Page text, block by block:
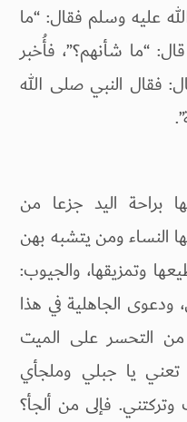
عليه وسلم فقال: “ما
“ما شأنهم؟”، فأُخبر
فقال النبي صلى الله
براحة اليد جزعا من
النساء ومن يتشبه بهن
وتمزيقها، والجيوب:
الجاهلية في هذا
من التحسر على الميت
تعني يا جبلي وملجأي
وتركتني. فإلى من ألجأ؟